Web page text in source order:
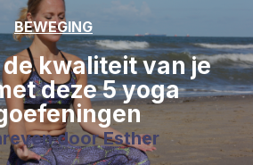
BEWEGING
kwaliteit van je
deze 5 yoga
doorEsther